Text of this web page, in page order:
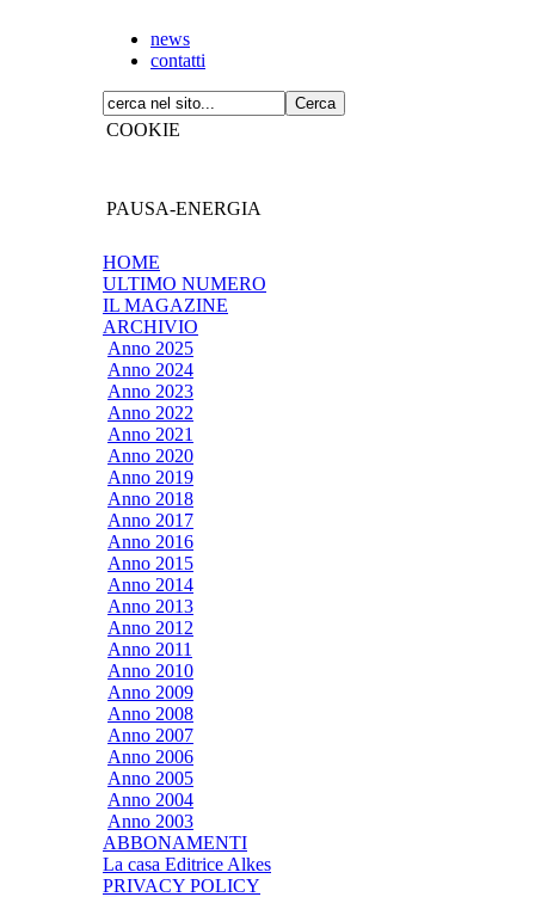
news
contatti
COOKIE
PAUSA-ENERGIA
HOME
ULTIMO NUMERO
IL MAGAZINE
ARCHIVIO
Anno 2025
Anno 2024
Anno 2023
Anno 2022
Anno 2021
Anno 2020
Anno 2019
Anno 2018
Anno 2017
Anno 2016
Anno 2015
Anno 2014
Anno 2013
Anno 2012
Anno 2011
Anno 2010
Anno 2009
Anno 2008
Anno 2007
Anno 2006
Anno 2005
Anno 2004
Anno 2003
ABBONAMENTI
La casa Editrice Alkes
PRIVACY POLICY